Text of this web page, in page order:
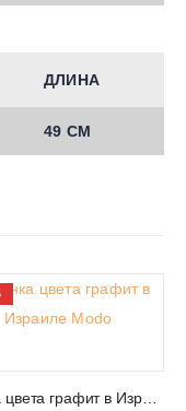
ДЛИНА
49 СМ
Стенка цвета графит в Израиле Modo